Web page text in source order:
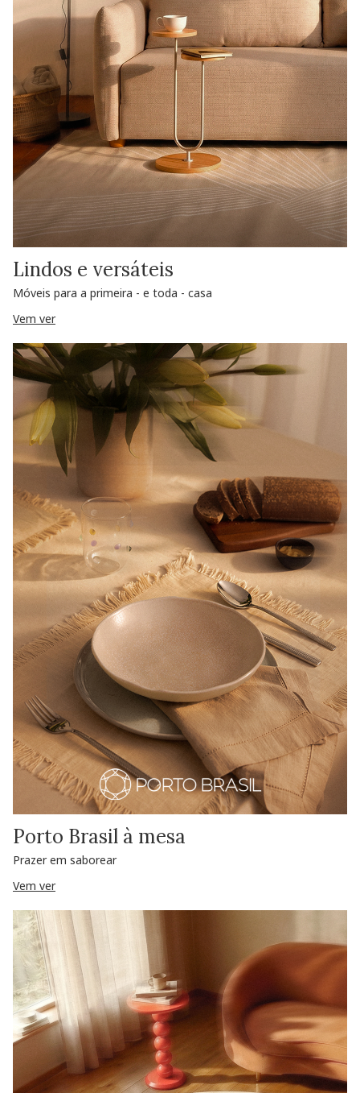
Lindos e versáteis
Móveis para a primeira - e toda - casa
Vem ver
Porto Brasil à mesa
Prazer em saborear
Vem ver